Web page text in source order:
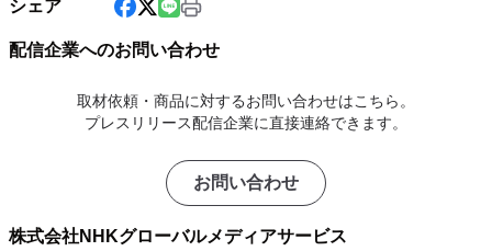
シェア
配信企業へのお問い合わせ
取材依頼・商品に対するお問い合わせはこちら。
プレスリリース配信企業に直接連絡できます。
お問い合わせ
株式会社NHKグローバルメディアサービス